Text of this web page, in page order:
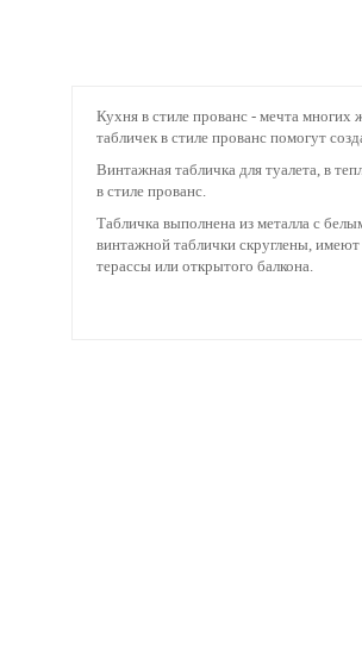
Кухня в стиле прованс - мечта
табличек в стиле прованс помогут
Винтажная табличка для туалета, в
в стиле прованс.
Табличка выполнена из металла с
винтажной таблички скруглены,
терассы или открытого балкона.